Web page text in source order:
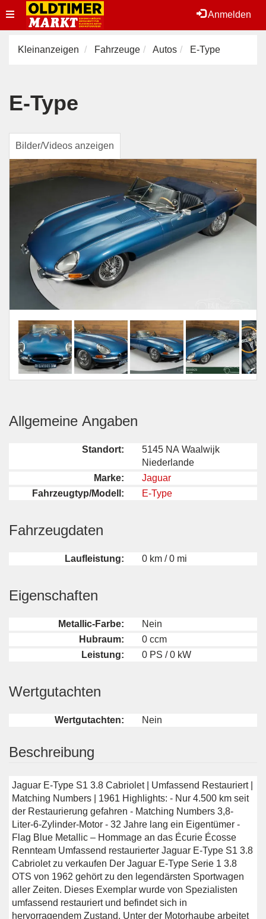
Anmelden
Toggle
navigation
Kleinanzeigen Fahrzeuge Autos E-Type
E-Type
Bilder/Videos anzeigen
Allgemeine Angaben
Standort:
5145 NA Waalwijk
Niederlande
Marke:
Jaguar
Fahrzeugtyp/Modell:
E-Type
Fahrzeugdaten
Laufleistung: 0 km / 0 mi
Eigenschaften
Metallic-Farbe:
Nein
Hubraum:
0 ccm
Leistung:
0 PS / 0 kW
Wertgutachten
Wertgutachten: Nein
Beschreibung
Jaguar E-Type S1 3.8 Cabriolet | Umfassend Restauriert |
Matching Numbers | 1961 Highlights: - Nur 4.500 km seit
der Restaurierung gefahren - Matching Numbers 3,8-
Liter-6-Zylinder-Motor - 32 Jahre lang ein Eigentümer -
Flag Blue Metallic – Hommage an das Écurie Écosse
Rennteam Umfassend restaurierter Jaguar E-Type S1 3.8
Cabriolet zu verkaufen Der Jaguar E-Type Serie 1 3.8
OTS von 1962 gehört zu den legendärsten Sportwagen
aller Zeiten. Dieses Exemplar wurde von Spezialisten
umfassend restauriert und befindet sich in
hervorragendem Zustand. Unter der Motorhaube arbeitet